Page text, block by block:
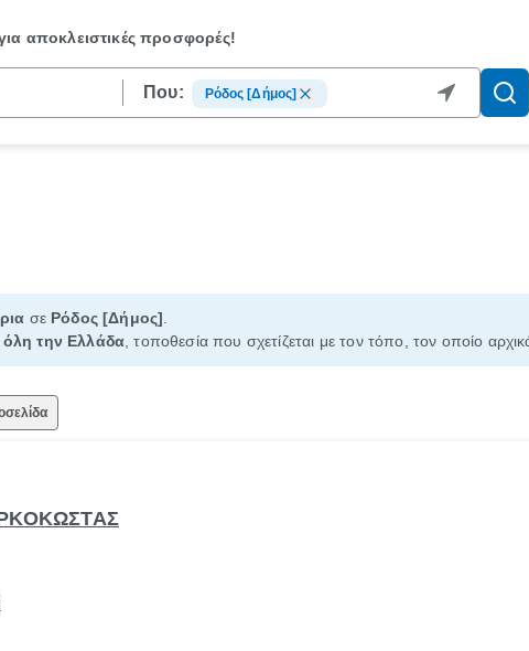
αποκλειστικές προσφορές!
Που: Ρόδος [Δήμος]
σε Ρόδος [Δήμος]
όλη την Ελλάδα , τοποθεσία που σχετίζεται με τον τόπο, τον οποίο